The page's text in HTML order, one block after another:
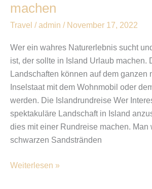
machen
Travel /admin / November 17, 2022
Wer ein wahres Naturerlebnis sucht
ist, der sollte in Island Urlaub machen.
Landschaften können auf dem ganzen
Inselstaat mit dem Wohnmobil oder
werden. Die Islandrundreise Wer
spektakuläre Landschaft in Island
dies mit einer Rundreise machen. Man
schwarzen Sandstränden
Weiterlesen »